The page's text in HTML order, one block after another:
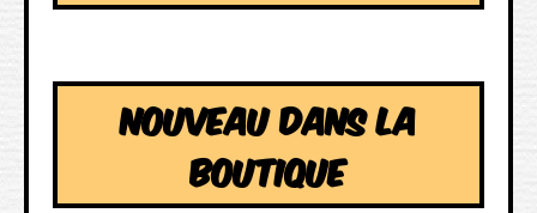
NOUVEAU DANS LA
BOUTIQUE